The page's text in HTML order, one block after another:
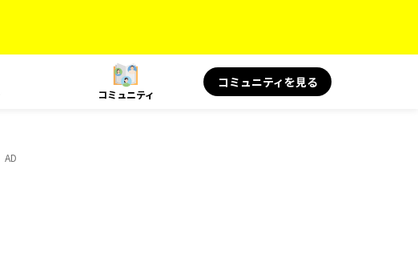
コミュニティ
コミュニティを見る
AD